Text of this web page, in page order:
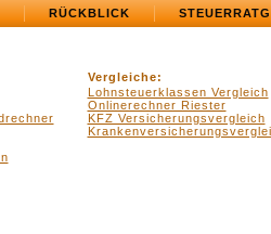
RÜCKBLICK
Vergleiche:
Lohnsteuerklassen Vergleich
Onlinerechner Riester
KFZ Versicherungsvergleich